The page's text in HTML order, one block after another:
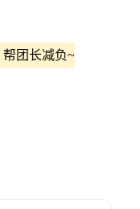
团长减负~